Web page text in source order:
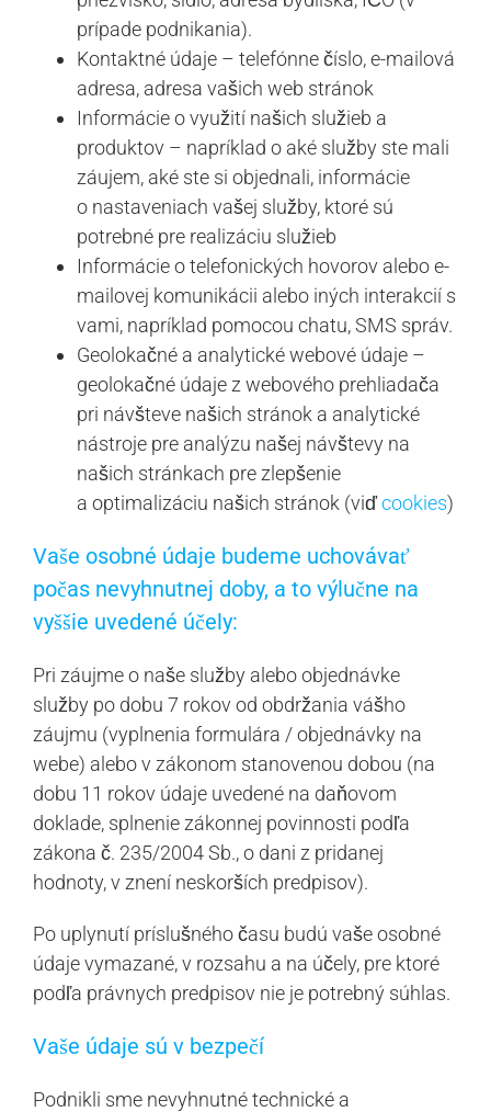
prípade podnikania).
Kontaktné údaje – telefónne číslo, e-mailová
adresa, adresa vašich web stránok
Informácie o využití našich služieb a
produktov – napríklad o aké služby ste mali
záujem, aké ste si objednali, informácie
o nastaveniach vašej služby, ktoré sú
potrebné pre realizáciu služieb
Informácie o telefonických hovorov alebo e-
mailovej komunikácii alebo iných interakcií s
vami, napríklad pomocou chatu, SMS správ.
Geolokačné a analytické webové údaje –
geolokačné údaje z webového prehliadača
pri návšteve našich stránok a analytické
nástroje pre analýzu našej návštevy na
našich stránkach pre zlepšenie
a optimalizáciu našich stránok (viďcookies)
Vaše osobné údaje budeme uchovávať
počas nevyhnutnej doby, a to výlučne na
vyššie uvedené účely:
Pri záujme o naše služby alebo objednávke
služby po dobu 7 rokov od obdržania vášho
záujmu (vyplnenia formulára / objednávky na
webe) alebo v zákonom stanovenou dobou (na
dobu 11 rokov údaje uvedené na daňovom
doklade, splnenie zákonnej povinnosti podľa
zákona č. 235/2004 Sb., o dani z pridanej
hodnoty, v znení neskorších predpisov).
Po uplynutí príslušného času budú vaše osobné
údaje vymazané, v rozsahu a na účely, pre ktoré
podľa právnych predpisov nie je potrebný súhlas.
Vaše údaje sú v bezpečí
Podnikli sme nevyhnutné technické a